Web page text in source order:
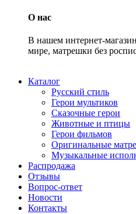
О нас
В нашем интернет-
мире, матрешки без
Каталог
Русский стиль
Герои мультиков
Сказочные герои
Животные и птицы
Герои фильмов
Оригинальные
Музыкальные
Распродажа
Отзывы
Вопрос-ответ
Новости
Контакты